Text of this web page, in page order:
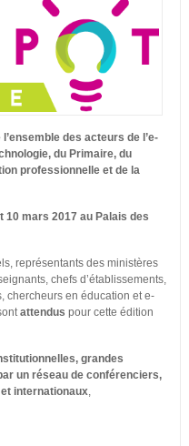
des acteurs de l’e-
du Primaire, du
professionnelle et de la
10 mars 2017 au Palais des
représentants des ministères
chefs d’établissements,
chercheurs en éducation et e-
attendus pour cette édition
grandes
un réseau de conférenciers,
internationaux,